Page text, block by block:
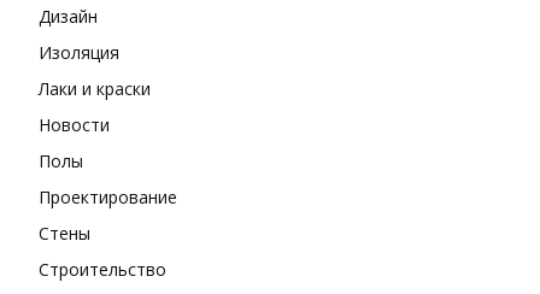
Дизайн
Изоляция
Лаки и краски
Новости
Полы
Проектирование
Стены
Строительство